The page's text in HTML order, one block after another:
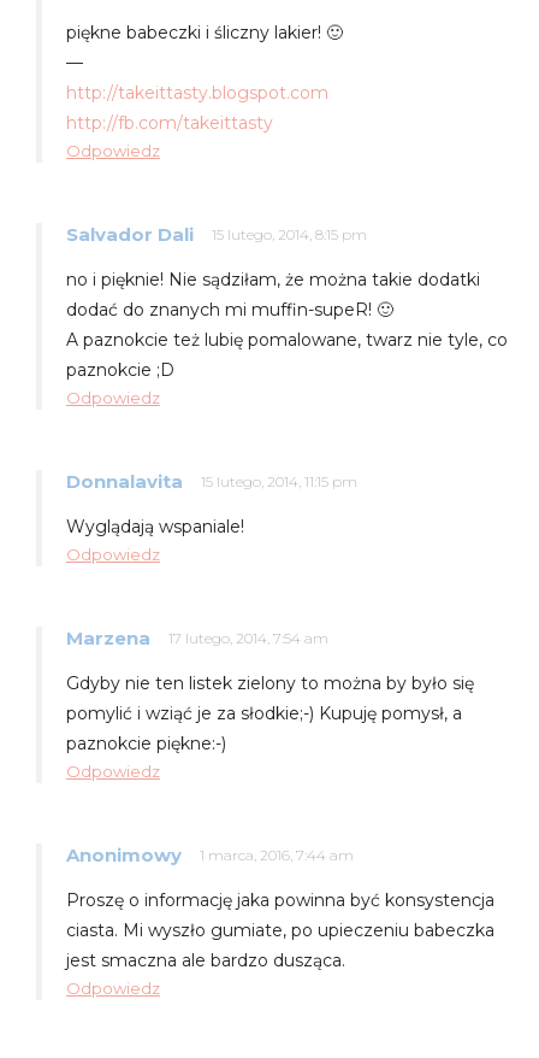
piękne babeczki i śliczny lakier! 🙂
—
http://takeittasty.blogspot.com
http://fb.com/takeittasty
Odpowiedz
Salvador Dali 15 lutego, 2014, 8:15 pm
no i pięknie! Nie sądziłam, że można takie dodatki
dodać do znanych mi muffin-supeR! 🙂
A paznokcie też lubię pomalowane, twarz nie tyle, co
paznokcie ;D
Odpowiedz
Donnalavita 15 lutego, 2014, 11:15 pm
Wyglądają wspaniale!
Odpowiedz
Marzena 17 lutego, 2014, 7:54 am
Gdyby nie ten listek zielony to można by było się
pomylić i wziąć je za słodkie;-) Kupuję pomysł, a
paznokcie piękne:-)
Odpowiedz
Anonimowy 1 marca, 2016, 7:44 am
Proszę o informację jaka powinna być konsystencja
ciasta. Mi wyszło gumiate, po upieczeniu babeczka
jest smaczna ale bardzo dusząca.
Odpowiedz